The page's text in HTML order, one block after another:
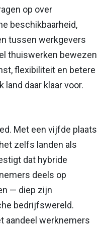
op over
beschikbaarheid,
tussen werkgevers
thuiswerken bewezen
flexibiliteit en betere
daar klaar voor.
Met een vijfde plaats
zelfs landen als
dat hybride
deels op
— diep zijn
bedrijfswereld.
aandeel werknemers